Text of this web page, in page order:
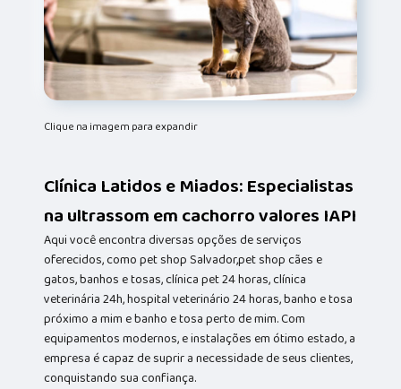
Clique na imagem para expandir
Clínica Latidos e Miados: Especialistas
na ultrassom em cachorro valores IAPI
Aqui você encontra diversas opções de serviços
oferecidos, como pet shop Salvador,pet shop cães e
gatos, banhos e tosas, clínica pet 24 horas, clínica
veterinária 24h, hospital veterinário 24 horas, banho e tosa
próximo a mim e banho e tosa perto de mim. Com
equipamentos modernos, e instalações em ótimo estado, a
empresa é capaz de suprir a necessidade de seus clientes,
conquistando sua confiança.